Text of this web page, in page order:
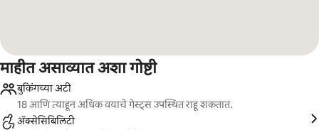
माहीत असाव्यात अशा गोष्टी
बुकिंगच्या अटी
18 आणि त्याहून अधिक वयाचे गेस्ट्स उपस्थित राहू शकतात.
ॲक्सेसिबिलिटी